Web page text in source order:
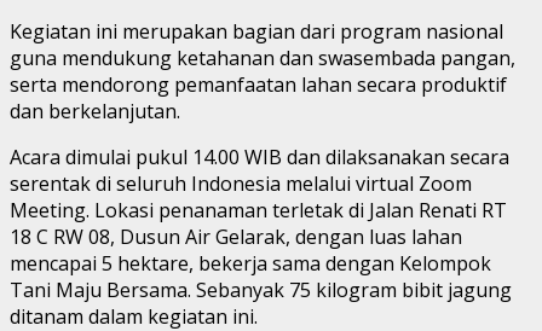
Kegiatan ini merupakan bagian dari program nasional
guna mendukung ketahanan dan swasembada pangan,
serta mendorong pemanfaatan lahan secara produktif
dan berkelanjutan.
Acara dimulai pukul 14.00 WIB dan dilaksanakan secara
serentak di seluruh Indonesia melalui virtual Zoom
Meeting. Lokasi penanaman terletak di Jalan Renati RT
18 C RW 08, Dusun Air Gelarak, dengan luas lahan
mencapai 5 hektare, bekerja sama dengan Kelompok
Tani Maju Bersama. Sebanyak 75 kilogram bibit jagung
ditanam dalam kegiatan ini.